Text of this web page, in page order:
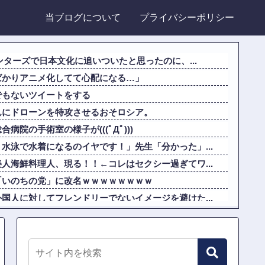
当ブログについて プライバシーポリシー
ーズで日本文化に追いついたと思ったのに、...
りアニメ化してて心配になる…」
もないツイートをする
ドローンを特攻させるおそロシア。
合病院の手術室の様子が(((ﾟДﾟ)))
水泳で水着になるのイヤです！」先生「分かった」...
人海鮮料理人、現る！！←コレはセクシー過ぎてワ...
のちの党」に改名ｗｗｗｗｗｗｗｗ
国人に対してフレンドリーでないイメージを避けた...
かった…」 日本を知ってしまったディズニー信...
りすぎてクッソワロタｗｗｗｗｗｗｗｗｗ他